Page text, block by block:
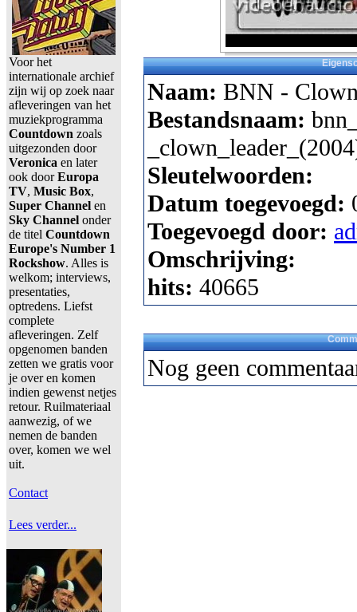
Voor het
internationale archief
zijn wij op zoek naar
afleveringen van het
muziekprogramma
Countdown zoals
uitgezonden door
Veronica en later
ook doorEuropa
TV, Music Box,
Super Channel en
Sky Channel onder
de titel Countdown
Europe's Number 1
Rockshow. Alles is
welkom; interviews,
presentaties,
optredens. Liefst
complete
afleveringen. Zelf
opgenomen banden
zetten we gratis voor
je over en komen
indien gewenst netjes
retour. Ruilmateriaal
aanwezig, of we
nemen de banden
over, komen we wel
uit.
Contact
Lees verder...
Naam: BNN -
Bestandsnaam:
Sleutelwoorden:
Datum toegevoegd:
Toegevoegd door:
Omschrijving:
hits: 40665
Nog geen